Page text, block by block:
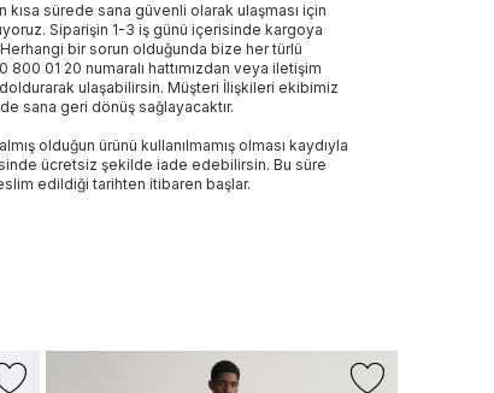
kısa sürede sana güvenli olarak ulaşması için
Siparişin 1-3 iş günü içerisinde kargoya
bir sorun olduğunda bize her türlü
800 01 20 numaralı hattımızdan veya iletişim
ulaşabilirsin. Müşteri İlişkileri ekibimiz
sana geri dönüş sağlayacaktır.
olduğun ürünü kullanılmamış olması kaydıyla
ücretsiz şekilde iade edebilirsin. Bu süre
edildiği tarihten itibaren başlar.